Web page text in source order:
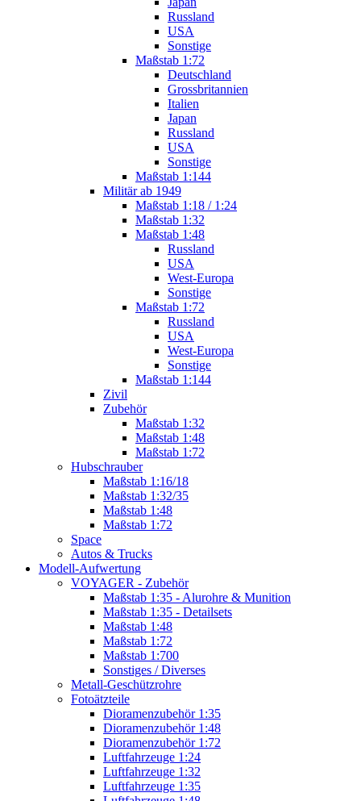
Russland
USA
Sonstige
Maßstab 1:72
Deutschland
Grossbritannien
Italien
Japan
Russland
USA
Sonstige
Maßstab 1:144
Militär ab 1949
Maßstab 1:18 / 1:24
Maßstab 1:32
Maßstab 1:48
Russland
USA
West-Europa
Sonstige
Maßstab 1:72
Russland
USA
West-Europa
Sonstige
Maßstab 1:144
Zivil
Zubehör
Maßstab 1:32
Maßstab 1:48
Maßstab 1:72
Hubschrauber
Maßstab 1:16/18
Maßstab 1:32/35
Maßstab 1:48
Maßstab 1:72
Space
Autos & Trucks
Modell-Aufwertung
VOYAGER - Zubehör
Maßstab 1:35 - Alurohre & Munition
Maßstab 1:35 - Detailsets
Maßstab 1:48
Maßstab 1:72
Maßstab 1:700
Sonstiges / Diverses
Metall-Geschützrohre
Fotoätzteile
Dioramenzubehör 1:35
Dioramenzubehör 1:48
Dioramenzubehör 1:72
Luftfahrzeuge 1:24
Luftfahrzeuge 1:32
Luftfahrzeuge 1:35